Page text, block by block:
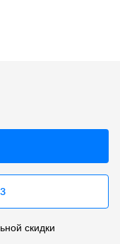
скидки